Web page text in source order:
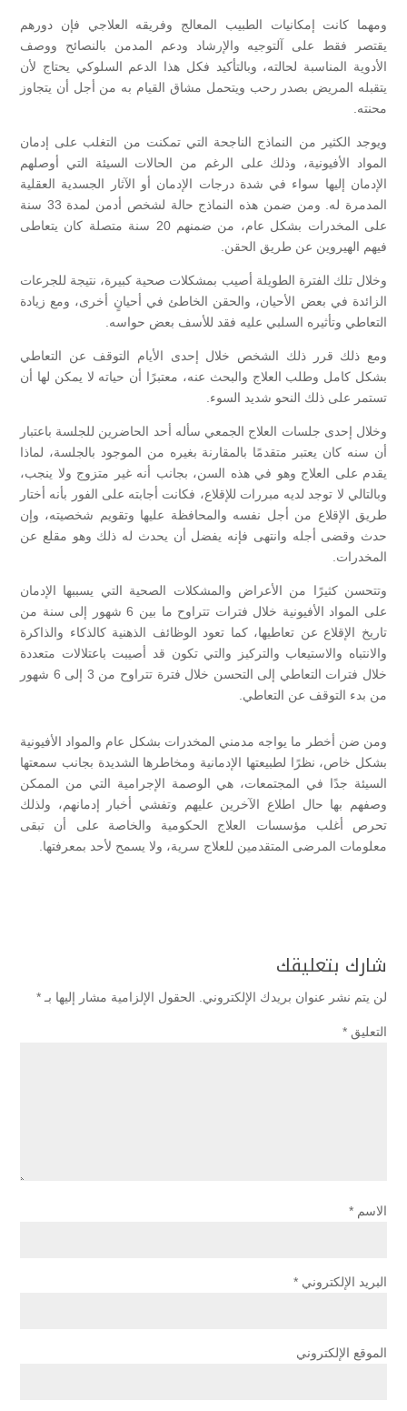
ومهما كانت إمكانيات الطبيب المعالج وفريقه العلاجي فإن دورهم
يقتصر فقط على آلتوجيه والإرشاد ودعم المدمن بالنصائح ووصف
الأدوية المناسبة لحالته، وبالتأكيد فكل هذا الدعم السلوكي يحتاج لأن
يتقبله المريض بصدر رحب ويتحمل مشاق القيام به من أجل أن يتجاوز
محنته.
ويوجد الكثير من النماذج الناجحة التي تمكنت من التغلب على إدمان
المواد الأفيونية، وذلك على الرغم من الحالات السيئة التي أوصلهم
الإدمان إليها سواء في شدة درجات الإدمان أو الآثار الجسدية العقلية
المدمرة له. ومن ضمن هذه النماذج حالة لشخص أدمن لمدة 33 سنة
على المخدرات بشكل عام، من ضمنهم 20 سنة متصلة كان يتعاطى
فيهم الهيروين عن طريق الحقن.
وخلال تلك الفترة الطويلة أصيب بمشكلات صحية كبيرة، نتيجة للجرعات
الزائدة في بعض الأحيان، والحقن الخاطئ في أحيانٍ أخرى، ومع زيادة
التعاطي وتأثيره السلبي عليه فقد للأسف بعض حواسه.
ومع ذلك قرر ذلك الشخص خلال إحدى الأيام التوقف عن التعاطي
بشكل كامل وطلب العلاج والبحث عنه، معتبرًا أن حياته لا يمكن لها أن
تستمر على ذلك النحو شديد السوء.
وخلال إحدى جلسات العلاج الجمعي سأله أحد الحاضرين للجلسة باعتبار
أن سنه كان يعتبر متقدمًا بالمقارنة بغيره من الموجود بالجلسة، لماذا
يقدم على العلاج وهو في هذه السن، بجانب أنه غير متزوج ولا ينجب،
وبالتالي لا توجد لديه مبررات للإقلاع، فكانت أجابته على الفور بأنه أختار
طريق الإقلاع من أجل نفسه والمحافظة عليها وتقويم شخصيته، وإن
حدث وقضى أجله وانتهى فإنه يفضل أن يحدث له ذلك وهو مقلع عن
المخدرات.
وتتحسن كثيرًا من الأعراض والمشكلات الصحية التي يسببها الإدمان
على المواد الأفيونية خلال فترات تتراوح ما بين 6 شهور إلى سنة من
تاريخ الإقلاع عن تعاطيها، كما تعود الوظائف الذهنية كالذكاء والذاكرة
والانتباه والاستيعاب والتركيز والتي تكون قد أصيبت باعتلالات متعددة
خلال فترات التعاطي إلى التحسن خلال فترة تتراوح من 3 إلى 6 شهور
من بدء التوقف عن التعاطي.
ومن ضن أخطر ما يواجه مدمني المخدرات بشكل عام والمواد الأفيونية
بشكل خاص، نظرًا لطبيعتها الإدمانية ومخاطرها الشديدة بجانب سمعتها
السيئة جدًا في المجتمعات، هي الوصمة الإجرامية التي من الممكن
وصفهم بها حال اطلاع الآخرين عليهم وتفشي أخبار إدمانهم، ولذلك
تحرص أغلب مؤسسات العلاج الحكومية والخاصة على أن تبقى
معلومات المرضى المتقدمين للعلاج سرية، ولا يسمح لأحد بمعرفتها.
شارك بتعليقك
لن يتم نشر عنوان بريدك الإلكتروني. الحقول الإلزامية مشار إليها بـ *
التعليق *
الاسم *
البريد الإلكتروني *
الموقع الإلكتروني